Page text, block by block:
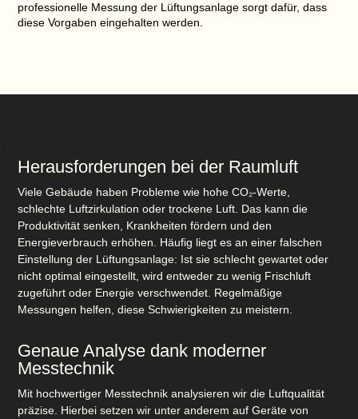
professionelle Messung der Lüftungsanlage sorgt dafür, dass
diese Vorgaben eingehalten werden.
Herausforderungen bei der Raumluft
Viele Gebäude haben Probleme wie hohe CO₂-Werte,
schlechte Luftzirkulation oder trockene Luft. Das kann die
Produktivität senken, Krankheiten fördern und den
Energieverbrauch erhöhen. Häufig liegt es an einer falschen
Einstellung der Lüftungsanlage: Ist sie schlecht gewartet oder
nicht optimal eingestellt, wird entweder zu wenig Frischluft
zugeführt oder Energie verschwendet. Regelmäßige
Messungen helfen, diese Schwierigkeiten zu meistern.
Genaue Analyse dank moderner
Messtechnik
Mit hochwertiger Messtechnik analysieren wir die Luftqualität
präzise. Hierbei setzen wir unter anderem auf Geräte von